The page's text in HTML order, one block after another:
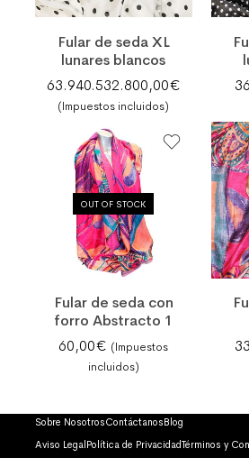
Fular de seda XL
lunares blancos
63.940.532.800,00€
(Impuestos incluidos)
OUT OF STOCK
Fular de seda con
forro Abstracto 1
60,00€ (Impuestos
incluidos)
Sobre NosotrosContáctanosBlog
Aviso Legal Política de PrivacidadTérminos y